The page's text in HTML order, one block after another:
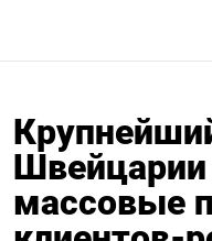
Швейцарии
массовые